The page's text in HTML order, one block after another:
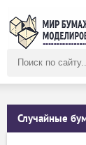
сайту
Случайные